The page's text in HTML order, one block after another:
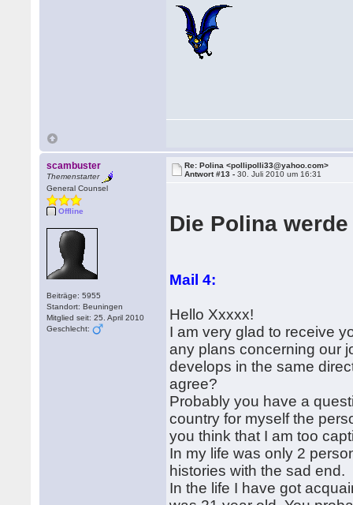
scambuster
Themenstarter
General Counsel
Offline
Beiträge: 5955
Standort: Beuningen
Mitglied seit: 25. April 2010
Geschlecht:
Re: Polina <pollipolli33@yahoo.com>
Antwort #13 -30. Juli 2010 um 16:31
Die Polina
Mail 4:
Hello Xxxxx!
I am very glad to receive
any plans concerning our
develops in the same
agree?
Probably you have a
country for myself the
you think that I am too
In my life was only 2
histories with the sad end.
In the life I have got